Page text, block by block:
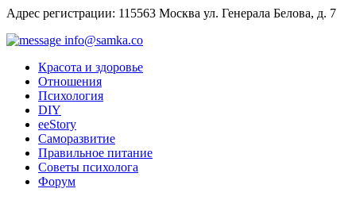
Адрес регистрации: 115563 Москва ул. Генерала Белова, д. 7
info@samka.co
Красота и здоровье
Отношения
Психология
DIY
ееStory
Саморазвитие
Правильное питание
Советы психолога
Форум